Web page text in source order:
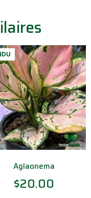
Aglaonema
$20.00